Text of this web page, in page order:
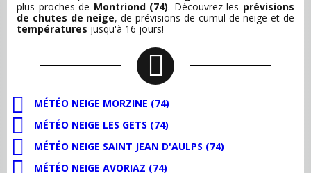
plus proches de Montriond (74). Découvrez les prévisions
de chutes de neige, deprévisions de cumul de neige et de
températures jusqu'à 16 jours!
MÉTÉO NEIGE MORZINE (74)
MÉTÉO NEIGE LES GETS (74)
MÉTÉO NEIGE SAINT JEAN D'AULPS (74)
MÉTÉO NEIGE AVORIAZ (74)